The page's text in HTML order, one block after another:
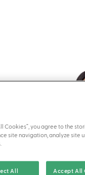
&
Cookies”, you agree to the
site navigation, analyze site
All Accept All